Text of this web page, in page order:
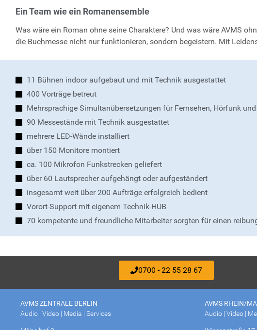
Ein Team wie ein Romanensemble
Was wäre ein Roman ohne seine Charaktere? Und was wäre AVMS
die Buchmesse nicht nur funktionieren, sondern begeistern. Mit
11 Bühnen indoor aufgebaut und mit Technik ausgestattet
400 Vorträge betreut
Mehrsprachige Simultanübersetzungen für Fernsehen, Hörfunk
90 Messestände mit Technik ausgestattet
mehrere LED-Wände installiert
über 150 Monitore montiert
ca. 100 Mikrofon Funkstrecken geliefert
über 60 Lautsprecher aufgehängt oder aufgeständert
insgesamt weit über 200 Aufträge erfolgreich bedient
Vorort-Support mit eigenem Technik-HUB
70 kompetente und freundliche Mitarbeiter sorgten für einen
0700 - 22 55 28 67
AVMS ZENTRALE BERLIN
Audio | Video | Media | Services
AVMS RHEIN/
Audio | Video |